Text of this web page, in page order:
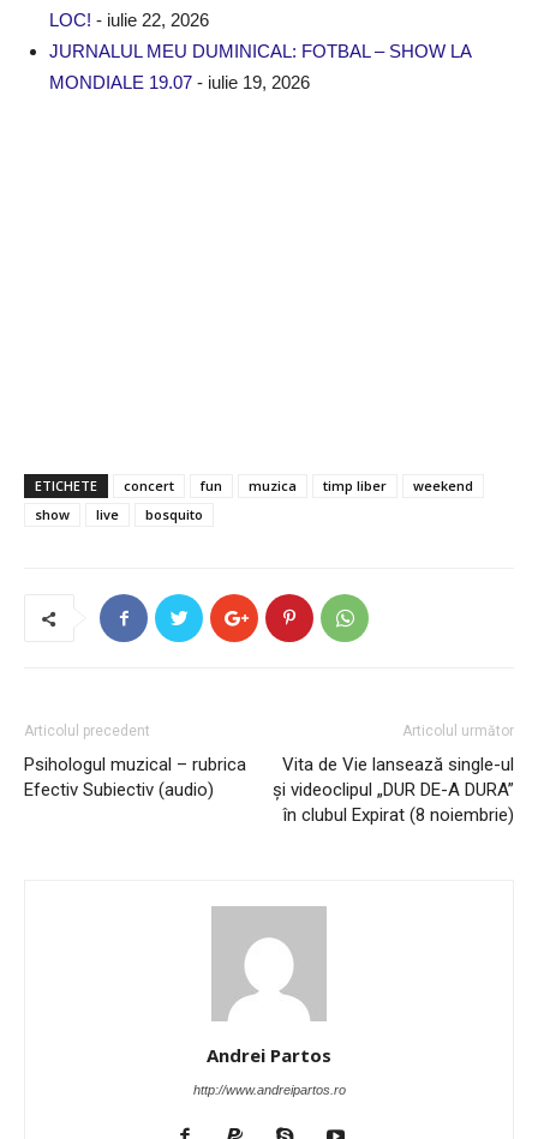
LOC! - iulie 22, 2026
JURNALUL MEU DUMINICAL: FOTBAL – SHOW LA
MONDIALE 19.07 - iulie 19, 2026
ETICHETE concert fun muzica timp liber
weekend
show
live bosquito
Articolul precedent
Psihologul muzical – rubrica
Efectiv Subiectiv (audio)
Articolul următor
Vita de Vie lansează single-ul
și videoclipul „DUR DE-A DURA”
în clubul Expirat (8 noiembrie)
Andrei Partos
http://www.andreipartos.ro